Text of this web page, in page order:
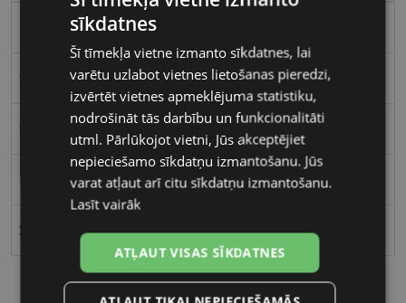
Plastmasa
Stūrains
Sievietēm
50
23
sīkdatnes
Šī tīmekļa vietne izmanto sīkdatnes, lai
varētu uzlabot vietnes lietošanas pieredzi,
izvērtēt vietnes apmeklējuma statistiku,
nodrošināt tās darbību un funkcionalitāti
utml. Pārlūkojot vietni, Jūs akceptējiet
nepieciešamo sīkdatņu izmantošanu. Jūs
varat atļaut arī citu sīkdatņu izmantošanu.
Lasīt vairāk
ATĻAUT VISAS SĪKDATNES